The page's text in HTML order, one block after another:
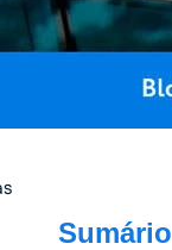
Sumário